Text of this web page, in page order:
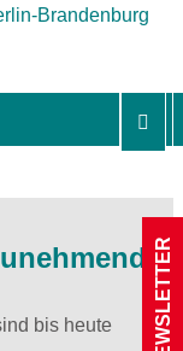
bis heute
NEWSLETTER